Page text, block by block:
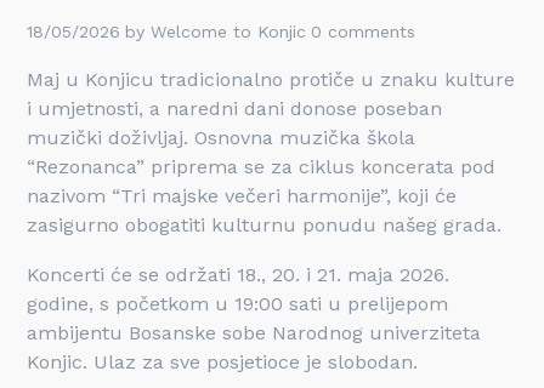
18/05/2026 byWelcome to Konjic 0 comments
Maj u Konjicu tradicionalno protiče u znaku kulture
i umjetnosti, a naredni dani donose poseban
muzički doživljaj. Osnovna muzička škola
“Rezonanca” priprema se za ciklus koncerata pod
nazivom “Tri majske večeri harmonije”, koji će
zasigurno obogatiti kulturnu ponudu našeg grada.
Koncerti će se održati 18., 20. i 21. maja 2026.
godine, s početkom u 19:00 sati u prelijepom
ambijentu Bosanske sobe Narodnog univerziteta
Konjic. Ulaz za sve posjetioce je slobodan.